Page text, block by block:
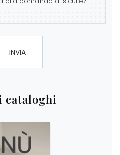
cataloghi
INVIA